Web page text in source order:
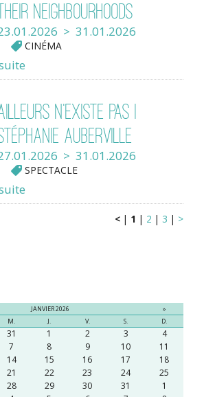
their neighbourhoods
> 31.01.2026
CINÉMA
n’existe pas |
Auberville
> 31.01.2026
SPECTACLE
< | 1 | 2 | 3 | >
JANVIER 2026
»
M. J. V. S. D.
31 1 2 3
4
7 8 9 10
11
14 15 16 17
18
21 22 23 24
25
28 29 30 31
1